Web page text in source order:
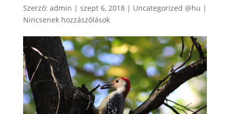
Szerző: admin | szept 6, 2018| Uncategorized @hu |
Nincsenek hozzászólások